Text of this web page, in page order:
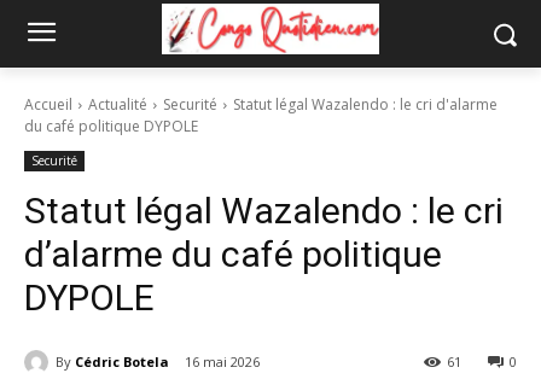
Accueil Actualité Securité
Statut légal Wazalendo : le cri d'alarme
du café politique DYPOLE
Securité
Statut légal Wazalendo : le cri
d’alarme du café politique
DYPOLE
By Cédric Botela 16 mai 2026 0
61